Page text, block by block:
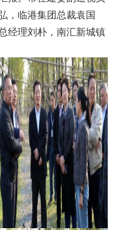
，临港集团总裁袁国
经理刘朴，南汇新城镇